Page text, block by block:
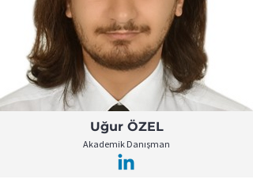
Uğur ÖZEL
Akademik Danışman